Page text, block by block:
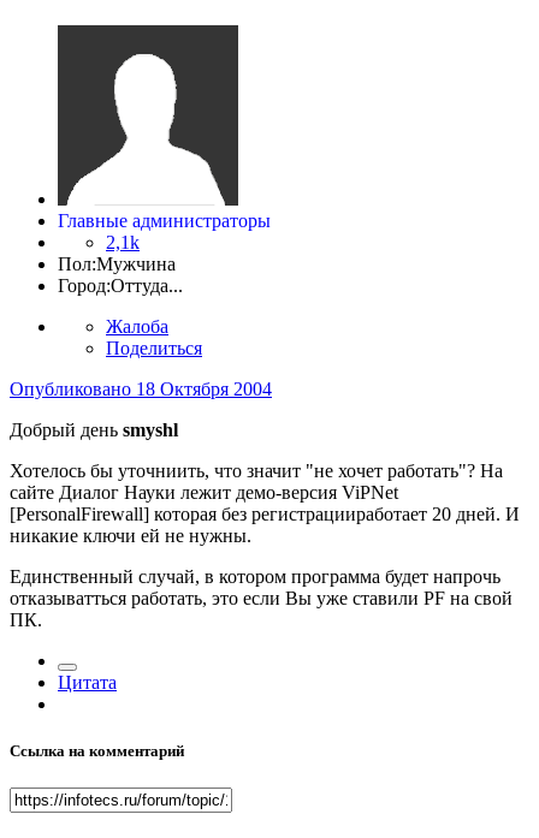
Главные администраторы
2,1k
Пол:Мужчина
Город:Оттуда...
Жалоба
Поделиться
Опубликовано 18 Октября 2004
Добрый день smyshl
Хотелось бы уточниить, что значит "не хочет работать"? На
сайте Диалог Науки лежит демо-версия ViPNet
[PersonalFirewall] которая без регистрацииработает 20 дней. И
никакие ключи ей не нужны.
Единственный случай, в котором программа будет напрочь
отказыватться работать, это если Вы уже ставили PF на свой
ПК.
Цитата
Ссылка на комментарий